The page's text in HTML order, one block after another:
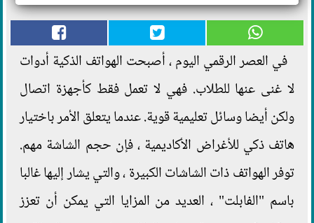
في العصر الرقمي اليوم ، أصبحت الهواتف الذكية أدوات
لا غنى عنها للطلاب. فهي لا تعمل فقط كأجهزة اتصال
ولكن أيضا وسائل تعليمية قوية. عندما يتعلق الأمر باختيار
هاتف ذكي للأغراض الأكاديمية ، فإن حجم الشاشة مهم.
توفر الهواتف ذات الشاشات الكبيرة ، والتي يشار إليها غالبا
باسم "الفابلت" ، العديد من المزايا التي يمكن أن تعزز